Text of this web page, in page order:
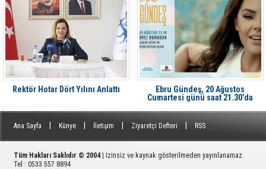
Rektör Hotar Dört Yılını Anlattı
Ebru Gündeş, 20 Ağustos
Cumartesi günü saat 21.30’da
Ana Sayfa Künye İletişim Ziyaretçi Defteri RSS
Tüm Hakları Saklıdır © 2004| İzinsiz ve kaynak gösterilmeden yayınlanamaz.
Tel : 0533 557 8894